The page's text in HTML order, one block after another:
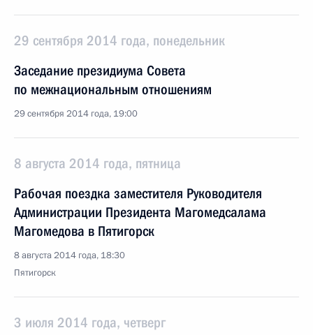
29 сентября 2014 года, понедельник
Заседание президиума Совета
по межнациональным отношениям
29 сентября 2014 года, 19:00
8 августа 2014 года, пятница
Рабочая поездка заместителя Руководителя
Администрации Президента Магомедсалама
Магомедова в Пятигорск
8 августа 2014 года, 18:30
Пятигорск
3 июля 2014 года, четверг